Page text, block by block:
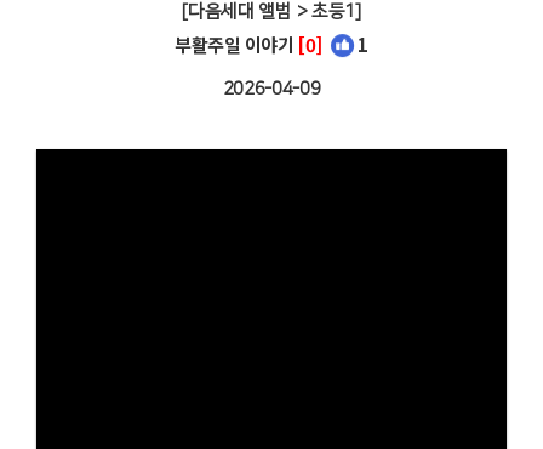
[다음세대 앨범 > 초등1]
부활주일 이야기 [0] 1
2026-04-09